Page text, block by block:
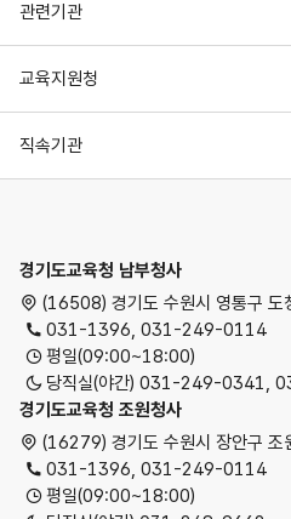
관련기관
교육지원청
직속기관
경기도교육청 남부청사
(16508) 경기도 수원시 영통구 도
031-1396, 031-249-0114
평일(09:00~18:00)
당직실(야간) 031-249-0341,
경기도교육청 조원청사
(16279) 경기도 수원시 장안구 조
031-1396, 031-249-0114
평일(09:00~18:00)